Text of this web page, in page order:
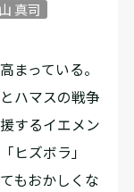
真司
まっている。
ハマスの戦争
するイエメン
ヒズボラ」
もおかしくな